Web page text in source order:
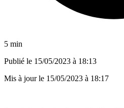
5 min
Publié le 15/05/2023 à 18:13
Mis à jour le 15/05/2023 à 18:17